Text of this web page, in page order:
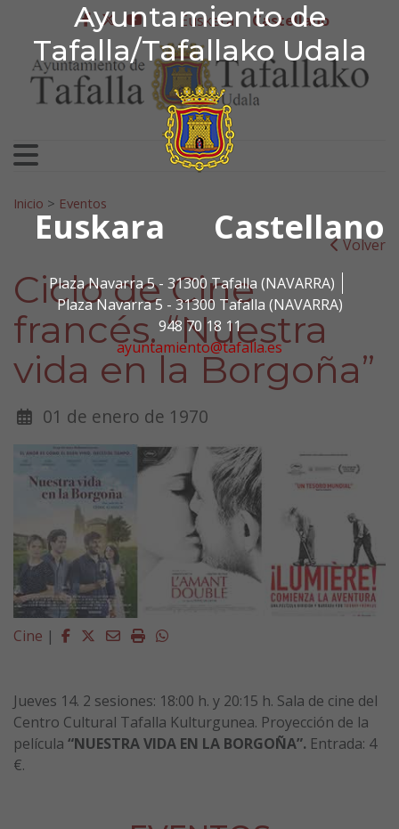
Ayuntamiento de
Tafalla/Tafallako Udala
Euskara Castellano
Plaza Navarra 5 - 31300 Tafalla (NAVARRA)
Plaza Navarra 5 - 31300 Tafalla (NAVARRA)
948 70 18 11
ayuntamiento@tafalla.es
Ir al contenido
Ayuntamiento de
facebook
twitter
youtube
Euskera Castellano
Search for:
Inicio > Eventos
Volver
Ciclo de Cine
francés. “Nuestra
vida en la Borgoña”
01 de enero de 1970
Cine | Facebook
Twitter
EmailImprimirWhatsapp
Jueves 14. 2 sesiones: 18:00 h. y 20:15 h. Sala de cine del
Centro Cultural Tafalla Kulturgunea. Proyección de la
película “NUESTRA VIDA EN LA BORGOÑA”. Entrada: 4
€.